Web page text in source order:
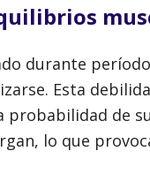
durante
Esta
probabilidad de
lo que